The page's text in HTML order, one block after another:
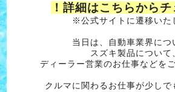
！詳細はこちらからチ
※公式サイトに遷移いた
当日は、自動車業界につ
スズキ製品について
ディーラー営業のお仕事などを
クルマに関わるお仕事が少しで